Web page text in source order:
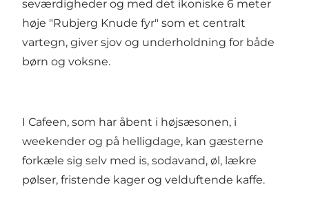
seværdigheder og med det ikoniske 6 meter
høje "Rubjerg Knude fyr" som et centralt
vartegn, giver sjov og underholdning for både
børn og voksne.
I Cafeen, som har åbent i højsæsonen, i
weekender og på helligdage, kan gæsterne
forkæle sig selv med is, sodavand, øl, lækre
pølser, fristende kager og velduftende kaffe.